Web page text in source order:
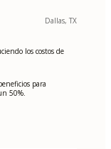
Dallas, TX
los costos de
para
50%.